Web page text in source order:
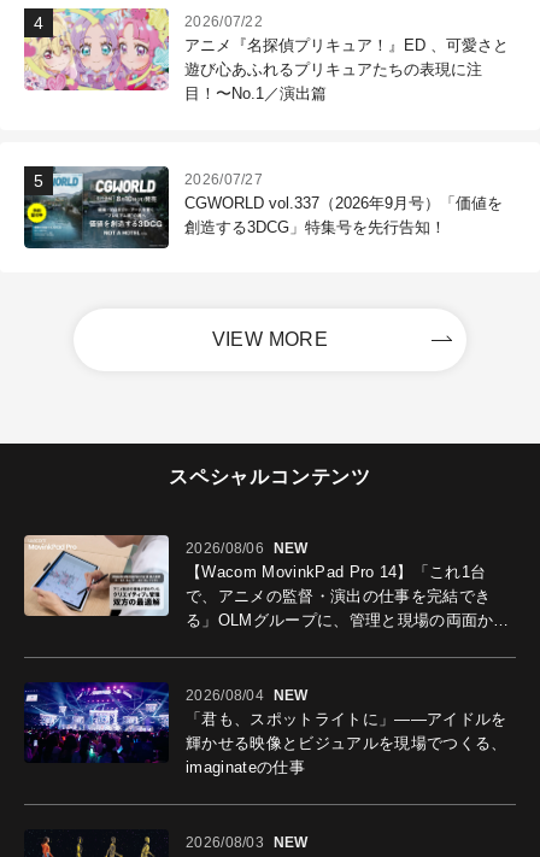
2026/07/22
アニメ『名探偵プリキュア！』ED 、可愛さと
遊び心あふれるプリキュアたちの表現に注
目！〜No.1／演出篇
2026/07/27
CGWORLD vol.337（2026年9月号）「価値を
創造する3DCG」特集号を先行告知！
VIEW MORE
スペシャルコンテンツ
2026/08/06 NEW
【Wacom MovinkPad Pro 14】「これ1台
で、アニメの監督・演出の仕事を完結でき
る」OLMグループに、管理と現場の両面から
2026/08/04 NEW
「君も、スポットライトに」――アイドルを
輝かせる映像とビジュアルを現場でつくる、
imaginateの仕事
2026/08/03 NEW